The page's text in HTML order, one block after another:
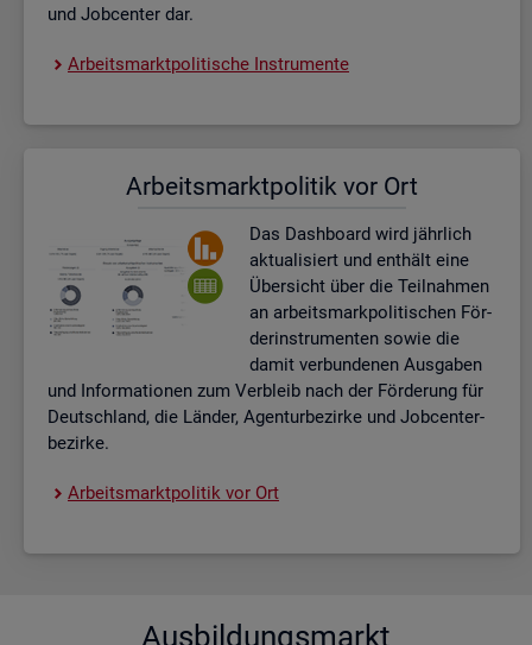
und Job­cen­ter dar.
Ar­beits­markt­po­li­ti­sche In­stru­men­te
Ar­beits­markt­po­li­tik vor Ort
Das Da­sh­board wird jähr­lich
ak­tua­li­siert und ent­hält eine
Über­sicht über die Teil­nah­men
an ar­beits­mark­po­li­ti­schen För­
der­instru­men­ten sowie die
damit ver­bun­de­nen Aus­ga­ben
und In­for­ma­tio­nen zum Ver­bleib nach der För­de­rung für
Deutsch­land, die Län­der, Agen­tur­be­zir­ke und Job­cent­er­
be­zir­ke.
Ar­beits­markt­po­li­tik vor Ort
Aus­bil­dungs­markt